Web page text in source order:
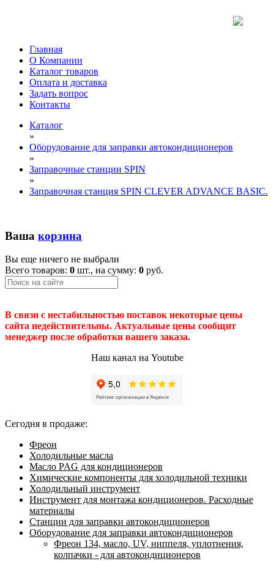
Главная
О Компании
Каталог товаров
Оплата и доставка
Задать вопрос
Контакты
Каталог
»
Оборудование для заправки автокондиционеров
»
Заправочные станции SPIN
»
Заправочная станция SPIN CLEVER ADVANCE BASIC.
Ваша корзина
Вы еще ничего не выбрали
Всего товаров: 0 шт., на сумму: 0 руб.
В связи с нестабильностью поставок некоторые цены
сайта недействительны. Актуальные цены сообщит
менеджер после обработки вашего заказа.
Наш канал на Youtube
Сегодня в продаже:
Фреон
Холодильные масла
Масло PAG для кондиционеров
Химические компоненты для холодильной техники
Холодильный инструмент
Инструмент для монтажа кондиционеров. Расходные
материалы
Станции для заправки автокондиционеров
Оборудование для заправки автокондиционеров
Фреон 134, масло, UV, ниппеля, уплотнения,
колпачки - для автокондиционеров